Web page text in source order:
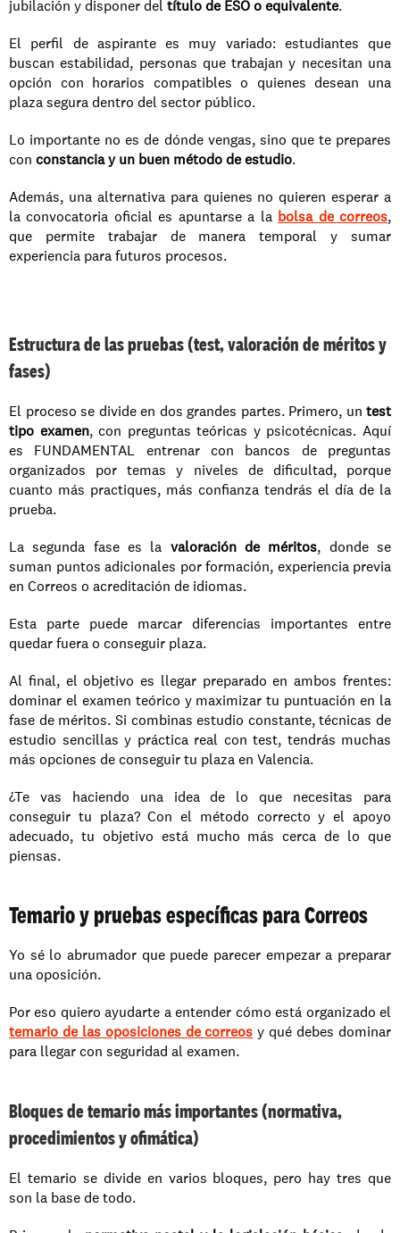
jubilación y disponer del título de ESO o equivalente.
El perfil de aspirante es muy variado: estudiantes que
buscan estabilidad, personas que trabajan y necesitan una
opción con horarios compatibles o quienes desean una
plaza segura dentro del sector público.
Lo importante no es de dónde vengas, sino que te prepares
con constancia y un buen método de estudio.
Además, una alternativa para quienes no quieren esperar a
la convocatoria oficial es apuntarse a la bolsa de correos,
que permite trabajar de manera temporal y sumar
experiencia para futuros procesos.
Estructura de las pruebas (test, valoración de méritos y
fases)
El proceso se divide en dos grandes partes. Primero, un test
tipo examen, con preguntas teóricas y psicotécnicas. Aquí
es FUNDAMENTAL entrenar con bancos de preguntas
organizados por temas y niveles de dificultad, porque
cuanto más practiques, más confianza tendrás el día de la
prueba.
La segunda fase es la valoración de méritos, donde se
suman puntos adicionales por formación, experiencia previa
en Correos o acreditación de idiomas.
Esta parte puede marcar diferencias importantes entre
quedar fuera o conseguir plaza.
Al final, el objetivo es llegar preparado en ambos frentes:
dominar el examen teórico y maximizar tu puntuación en la
fase de méritos. Si combinas estudio constante, técnicas de
estudio sencillas y práctica real con test, tendrás muchas
más opciones de conseguir tu plaza en Valencia.
¿Te vas haciendo una idea de lo que necesitas para
conseguir tu plaza? Con el método correcto y el apoyo
adecuado, tu objetivo está mucho más cerca de lo que
piensas.
Temario y pruebas específicas para Correos
Yo sé lo abrumador que puede parecer empezar a preparar
una oposición.
temario de las oposiciones de correos y qué debes dominar
para llegar con seguridad al examen.
Bloques de temario más importantes (normativa,
procedimientos y ofimática)
El temario se divide en varios bloques, pero hay tres que
son la base de todo.